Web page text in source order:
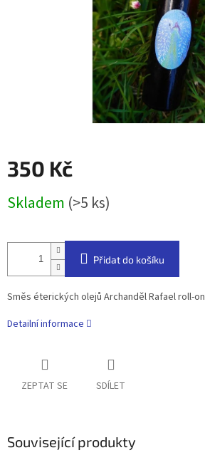
350 Kč
cena:
Skladem (>5 ks)
Přidat do košíku
Směs éterických olejů Archanděl Rafael roll-on
Detailní informace
ZEPTAT SE SDÍLET
Související produkty